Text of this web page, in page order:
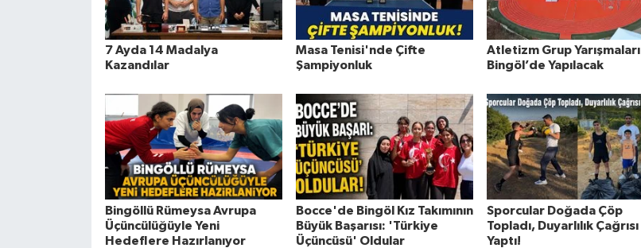
7 Ayda 14 Madalya
Kazandılar
Masa Tenisi'nde Çifte
Şampiyonluk
Atletizm Grup Yarışmaları
Bingöl’de Yapılacak
Bingöllü Rümeysa Avrupa
Üçüncülüğüyle Yeni
Hedeflere Hazırlanıyor
Bocce'de Bingöl Kız Takımının
Büyük Başarısı: 'Türkiye
Üçüncüsü' Oldular
Sporcular Doğada Çöp
Topladı, Duyarlılık Çağrısı
Yaptı!